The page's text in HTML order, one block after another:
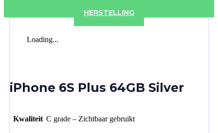
HERSTELLING
Loading...
iPhone 6S Plus 64GB Silver
Kwaliteit C grade – Zichtbaar gebruikt